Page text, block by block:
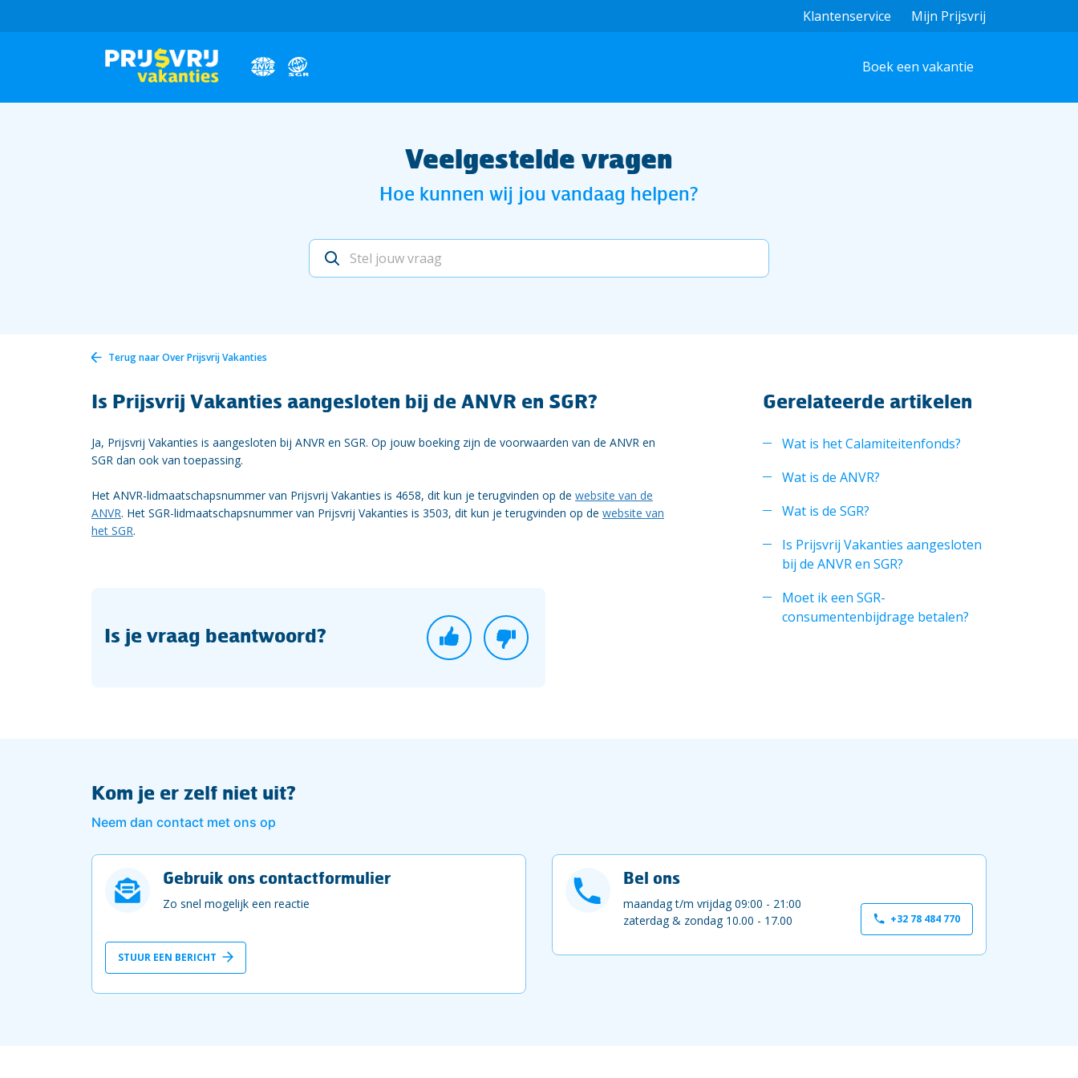
Klantenservice Mijn Prijsvrij
Boek een vakantie
Veelgestelde vragen
Hoe kunnen wij jou vandaag helpen?
Terug naarOver Prijsvrij Vakanties
Is Prijsvrij Vakanties aangesloten bij de ANVR en SGR?
Ja, Prijsvrij Vakanties is aangesloten bij ANVR en SGR. Op jouw boeking zijn de voorwaarden van de ANVR en
SGR dan ook van toepassing.
Het ANVR-lidmaatschapsnummer van Prijsvrij Vakanties is 4658, dit kun je terugvinden op de website van de
ANVR. Het SGR-lidmaatschapsnummer van Prijsvrij Vakanties is 3503, dit kun je terugvinden op de website van
het SGR.
Is je vraag beantwoord?
Gerelateerde artikelen
Wat is het Calamiteitenfonds?
Wat is de ANVR?
Wat is de SGR?
Is Prijsvrij Vakanties aangesloten
bij de ANVR en SGR?
Moet ik een SGR-
consumentenbijdrage betalen?
Kom je er zelf niet uit?
Neem dan contact met ons op
Gebruik ons contactformulier
Zo snel mogelijk een reactie
STUUR EEN BERICHT
Bel ons
maandag t/m vrijdag 09:00 - 21:00
zaterdag & zondag 10.00 - 17.00
+32 78 484 770